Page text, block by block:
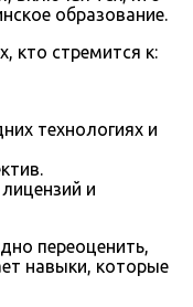
образование.
кто стремится к:
технологиях и
и
переоценить,
навыки, которые